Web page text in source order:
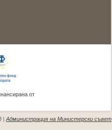
от
| Администрация на Министерски съвет